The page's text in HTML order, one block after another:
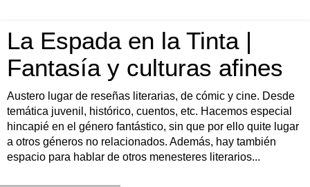
La Espada en la Tinta |
Fantasía y culturas afines
Austero lugar de reseñas literarias, de cómic y cine. Desde
temática juvenil, histórico, cuentos, etc. Hacemos especial
hincapié en el género fantástico, sin que por ello quite lugar
a otros géneros no relacionados. Además, hay también
espacio para hablar de otros menesteres literarios...